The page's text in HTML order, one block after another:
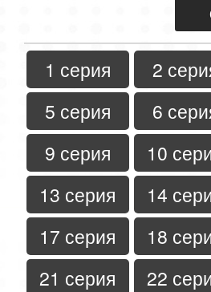
1 серия 2
5 серия
6
9 серия
10
13 серия
14
17 серия
18
21 серия
22